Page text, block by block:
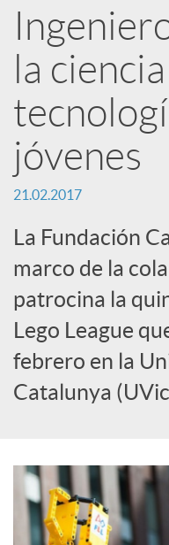
R
e
d
e
s
S
o
c
la
jóvenes
21.02.2017
La Fundación
marco de la
patrocina la
Lego League
febrero en la
Catalunya